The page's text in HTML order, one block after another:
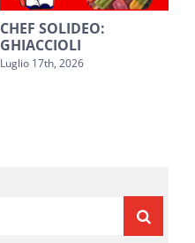
CHEF SOLIDEO:
GHIACCIOLI
Luglio 17th, 2026